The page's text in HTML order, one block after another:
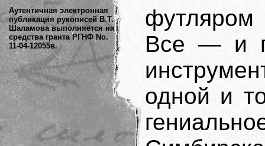
Аутентичная электронная
публикация рукописей В.Т.
Шаламова выполняется на
средства гранта РГНФ No.
11-04-12055в.
Все — и
одной и